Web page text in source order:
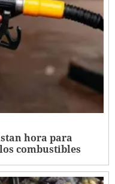
hora para
combustibles